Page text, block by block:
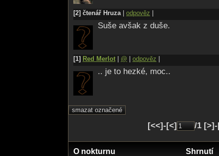
Ty nejsi ta
Kdo bát by se měl..
Co říci závěrem..?
To Osud to chtěl..
[2] čtenář Hruza| odpověz
Suše avšak z duše.
[1] Red Merlot @ odpověz
.. je to hezké, moc..
[<<]-[<] /1
O nokturnu Shrnutí